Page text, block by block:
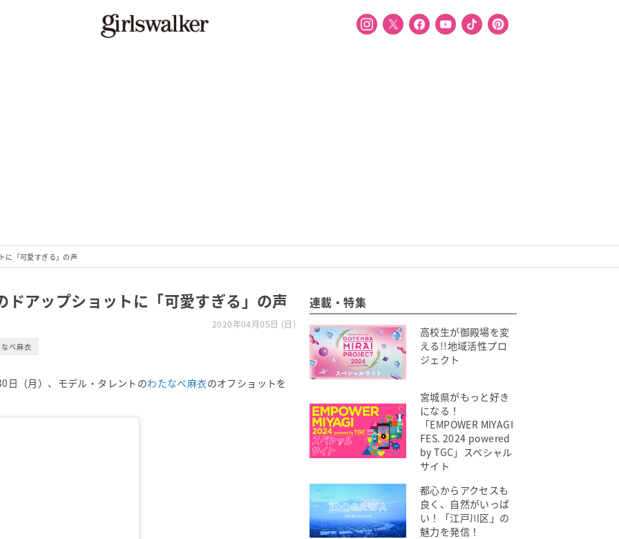
に「可愛すぎる」の声
アップショットに「可愛すぎる」の声
2020年04月05日 (日)
べ麻衣
（月）、モデル・タレントのわたなべ麻衣のオフショットを
連載・特集
高校生が御殿場を変
える!!地域活性プロ
ジェクト
宮城県がもっと好き
になる！
「EMPOWER MIYAGI
FES. 2024 powered
by TGC」スペシャル
サイト
都心からアクセスも
良く、自然がいっぱ
い！「江戸川区」の
魅力を発信！